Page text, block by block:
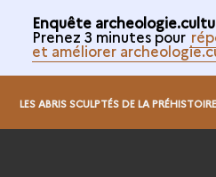
Enquête
Prenez 3 minutes pour
et améliorer
LES ABRIS SCULPTÉS DE LA PRÉHISTOIRE